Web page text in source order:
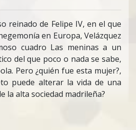
reinado de Felipe IV, en el que
en Europa, Velázquez
cuadro Las meninas a un
del que poco o nada se sabe,
Pero ¿quién fue esta mujer?,
puede alterar la vida de una
la alta sociedad madrileña?